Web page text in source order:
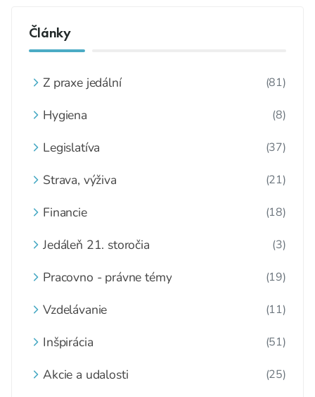
Články
Z praxe jedální (81)
Hygiena (8)
Legislatíva (37)
Strava, výživa (21)
Financie (18)
Jedáleň 21. storočia (3)
Pracovno - právne témy (19)
Vzdelávanie (11)
Inšpirácia (51)
Akcie a udalosti (25)